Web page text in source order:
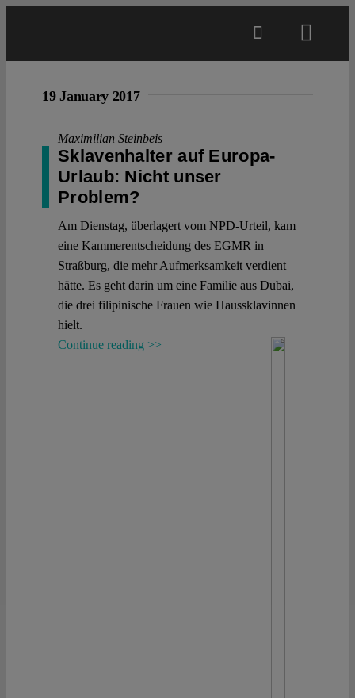
Projects
Open Access
Authors
19 January 2017
Maximilian Steinbeis
Sklavenhalter auf Europa-
Urlaub: Nicht unser
Problem?
Am Dienstag, überlagert vom NPD-Urteil, kam
eine Kammerentscheidung des EGMR in
Straßburg, die mehr Aufmerksamkeit verdient
hätte. Es geht darin um eine Familie aus Dubai,
die drei filipinische Frauen wie Haussklavinnen
hielt.
Continue reading >>